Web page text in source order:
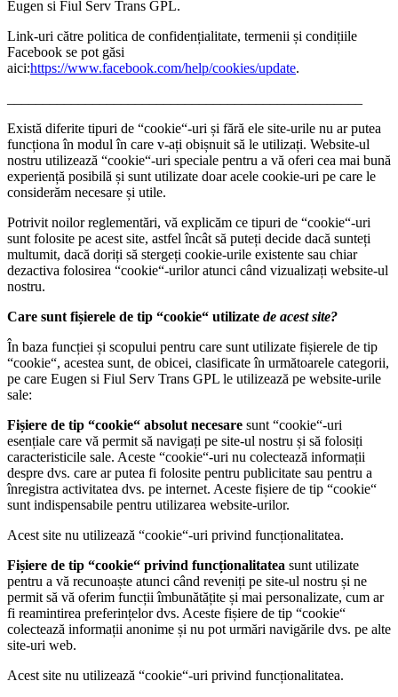
Eugen si Fiul Serv Trans GPL.
Link-uri către politica de confidențialitate, termenii și condițiile
Facebook se pot găsi
aici:https://www.facebook.com/help/cookies/update.
Există diferite tipuri de “cookie“-uri și fără ele site-urile nu ar putea
funcționa în modul în care v-ați obișnuit să le utilizați. Website-ul
nostru utilizează “cookie“-uri speciale pentru a vă oferi cea mai bună
experiență posibilă și sunt utilizate doar acele cookie-uri pe care le
considerăm necesare și utile.
Potrivit noilor reglementări, vă explicăm ce tipuri de “cookie“-uri
sunt folosite pe acest site, astfel încât să puteți decide dacă sunteți
multumit, dacă doriți să stergeți cookie-urile existente sau chiar
dezactiva folosirea “cookie“-urilor atunci când vizualizați website-ul
nostru.
Care sunt fișierele de tip “cookie“ utilizate de acest site?
În baza funcției și scopului pentru care sunt utilizate fișierele de tip
“cookie“, acestea sunt, de obicei, clasificate în următoarele categorii,
pe care Eugen si Fiul Serv Trans GPL le utilizează pe website-urile
sale:
Fișiere de tip “cookie“ absolut necesare sunt “cookie“-uri
esențiale care vă permit să navigați pe site-ul nostru și să folosiți
caracteristicile sale. Aceste “cookie“-uri nu colectează informații
despre dvs. care ar putea fi folosite pentru publicitate sau pentru a
înregistra activitatea dvs. pe internet. Aceste fișiere de tip “cookie“
sunt indispensabile pentru utilizarea website-urilor.
Acest site nu utilizează “cookie“-uri privind funcționalitatea.
Fișiere de tip “cookie“ privind funcționalitatea sunt utilizate
pentru a vă recunoaște atunci când reveniți pe site-ul nostru și ne
permit să vă oferim funcții îmbunătățite și mai personalizate, cum ar
fi reamintirea preferințelor dvs. Aceste fișiere de tip “cookie“
colectează informații anonime și nu pot urmări navigările dvs. pe alte
site-uri web.
Acest site nu utilizează “cookie“-uri privind funcționalitatea.